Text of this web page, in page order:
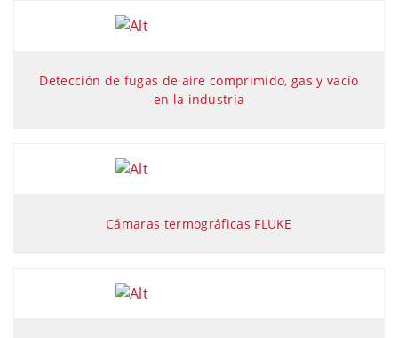
Detección de fugas de aire comprimido, gas y vacío
en la industria
Cámaras termográficas FLUKE